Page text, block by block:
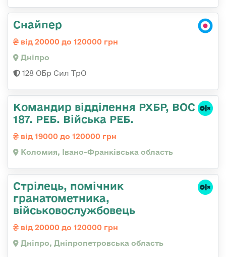
Снайпер
від 20000 до 120000 грн
Дніпро
128 ОБр Сил ТрО
Командир відділення РХБР, ВОС
187. РЕБ. Війська РЕБ.
від 19000 до 120000 грн
Коломия, Івано-Франківська область
Стрілець, помічник
гранатометника,
військовослужбовець
від 20000 до 120000 грн
Дніпро, Дніпропетровська область